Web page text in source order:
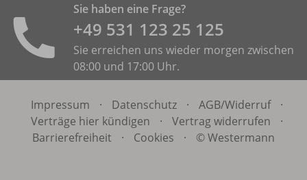
Sie haben eine Frage?
+49 531 ­123 25 125
Sie erreichen uns wieder morgen zwischen
08:00 und 17:00 Uhr.
Impressum · Datenschutz · AGB/Widerruf
·
Verträge hier kündigen
· Vertrag widerrufen
·
Barrierefreiheit
· Cookies · © Westermann